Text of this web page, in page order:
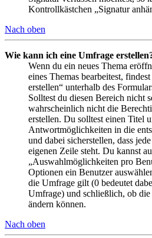
Kontrollkästchen „Signatur
Nach oben
Wie kann ich eine Umfrage
Wenn du ein neues Thema
eines Themas bearbeitest,
erstellen“ unterhalb des
Solltest du diesen Bereich nicht
wahrscheinlich nicht die
erstellen. Du solltest einen Titel
Antwortmöglichkeiten in die
und dabei sicherstellen, dass
eigenen Zeile steht. Du kannst
„Auswahlmöglichkeiten pro
Optionen ein Benutzer
die Umfrage gilt (0 bedeutet
Umfrage) und schließlich, ob
ändern können.
Nach oben